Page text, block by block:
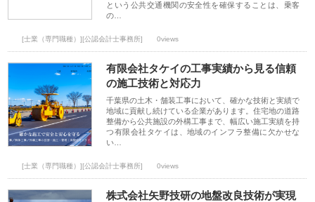
という公共交通機関の安全性を確保することは、乗客
の…
[士業（専門職種）][公認会計士事務所] 0views
有限会社タケイの工事実績から見る信頼
の施工技術と対応力
千葉県の土木・舗装工事において、確かな技術と実績で
地域に貢献し続けている企業があります。住宅地の道路
整備から公共施設の外構工事まで、幅広い施工実績を持
つ有限会社タケイは、地域のインフラ整備に欠かせな
い…
[士業（専門職種）][公認会計士事務所] 0views
株式会社矢野技研の地盤改良技術が実現